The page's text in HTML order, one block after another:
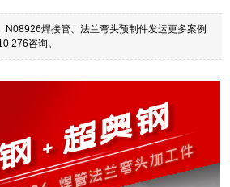
N08926焊接管、法兰弯头预制件发运更多案例
276咨询。